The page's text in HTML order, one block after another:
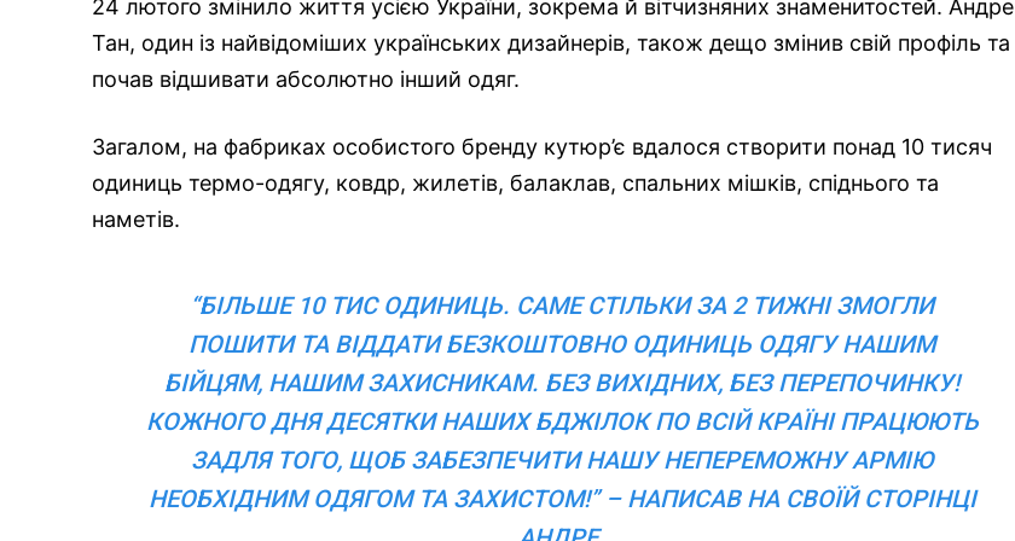
24 лютого змінило життя усією України, зокрема й вітчизняних знаменитостей. Андре
Тан, один із найвідоміших українських дизайнерів, також дещо змінив свій профіль та
почав відшивати абсолютно інший одяг.
Загалом, на фабриках особистого бренду кутюр’є вдалося створити понад 10 тисяч
одиниць термо-одягу, ковдр, жилетів, балаклав, спальних мішків, спіднього та
наметів.
“БІЛЬШЕ 10 ТИС ОДИНИЦЬ. САМЕ СТІЛЬКИ ЗА 2 ТИЖНІ ЗМОГЛИ
ПОШИТИ ТА ВІДДАТИ БЕЗКОШТОВНО ОДИНИЦЬ ОДЯГУ НАШИМ
БІЙЦЯМ, НАШИМ ЗАХИСНИКАМ. БЕЗ ВИХІДНИХ, БЕЗ ПЕРЕПОЧИНКУ!
КОЖНОГО ДНЯ ДЕСЯТКИ НАШИХ БДЖІЛОК ПО ВСІЙ КРАЇНІ ПРАЦЮЮТЬ
ЗАДЛЯ ТОГО, ЩОБ ЗАБЕЗПЕЧИТИ НАШУ НЕПЕРЕМОЖНУ АРМІЮ
НЕОБХІДНИМ ОДЯГОМ ТА ЗАХИСТОМ!” – НАПИСАВ НА СВОЇЙ СТОРІНЦІ